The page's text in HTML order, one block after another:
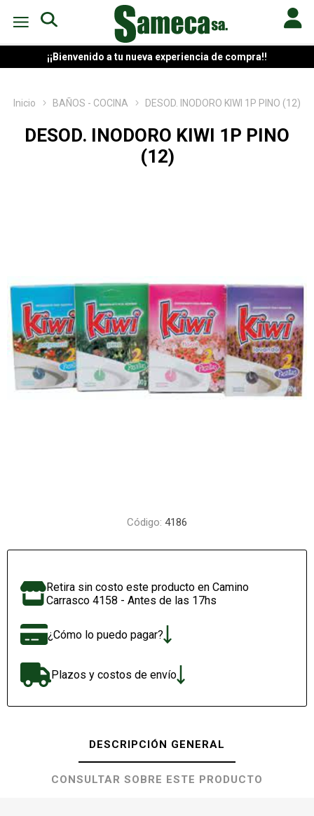
¡¡Bienvenido a tu nueva experiencia de compra!!
Inicio BAÑOS - COCINA DESOD. INODORO KIWI 1P PINO (12)
DESOD. INODORO KIWI 1P PINO
(12)
Código: 4186
Retira sin costo este producto en Camino
Carrasco 4158 - Antes de las 17hs
¿Cómo lo puedo pagar?
Plazos y costos de envío
DESCRIPCIÓN GENERAL
CONSULTAR SOBRE ESTE PRODUCTO